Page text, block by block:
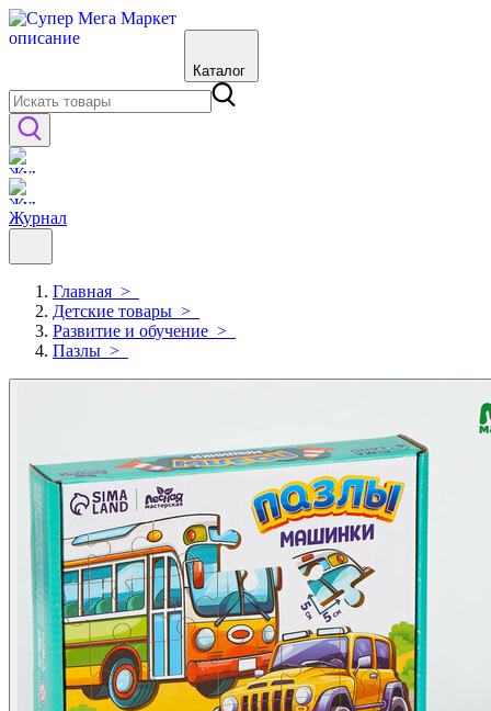
Каталог
Журнал
Главная >
Детские товары >
Развитие и обучение >
Пазлы >